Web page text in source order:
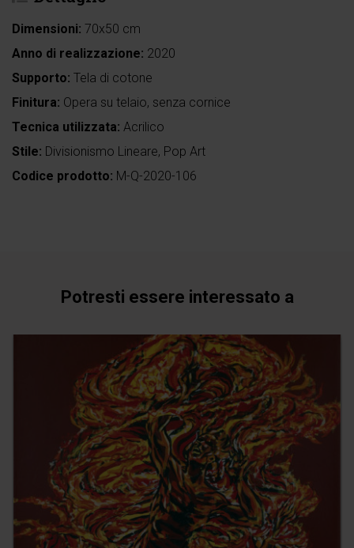
Dimensioni: 70x50 cm
Anno di realizzazione: 2020
Supporto: Tela di cotone
Finitura: Opera su telaio, senza cornice
Tecnica utilizzata: Acrilico
Stile: Divisionismo Lineare, Pop Art
Codice prodotto: M-Q-2020-106
Potresti essere interessato a